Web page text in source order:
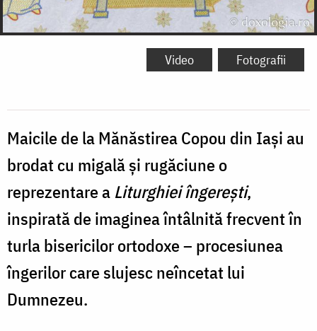
Video Fotografii
Maicile de la Mănăstirea Copou din Iași au
brodat cu migală și rugăciune o
reprezentare a Liturghiei îngerești,
inspirată de imaginea întâlnită frecvent în
turla bisericilor ortodoxe – procesiunea
îngerilor care slujesc neîncetat lui
Dumnezeu.